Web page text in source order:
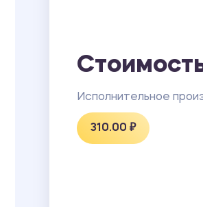
Исполнительное
310.00 ₽